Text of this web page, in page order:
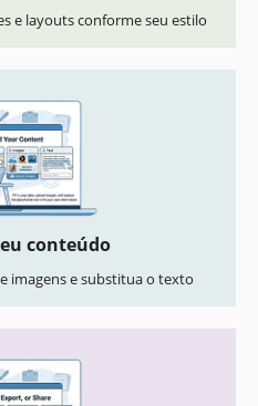
e layouts conforme seu estilo
conteúdo
imagens e substitua o texto